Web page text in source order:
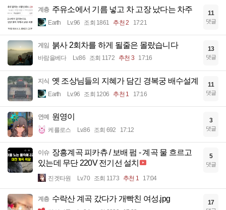
계층 주유소에서 기름 넣고 차 고장 났다는 차주
Earth Lv.96 조회 1861 추천 2 17:21
11
댓글
게임 붉사 2회차를 하게 될줄은 몰랐습니다
바람을베다 Lv.86 조회 1172 추천 3 17:16
13
댓글
지식 옛 조상님들의 지혜가 담긴 경복궁 배수설계
Earth Lv.96 조회 1206 추천 1 17:16
11
댓글
연예 원영이
케를로스 Lv.86 조회 692 17:12
3
댓글
이슈 장흥계곡 피카츄 / 보배 펌 - 계곡 물 흐르고
있는데 무단 220V 전기선 설치
진겟타원 Lv.70 조회 1173 추천 1 17:04
5
댓글
계층 수락산 계곡 갔다가 개빡친 여성.jpg 17